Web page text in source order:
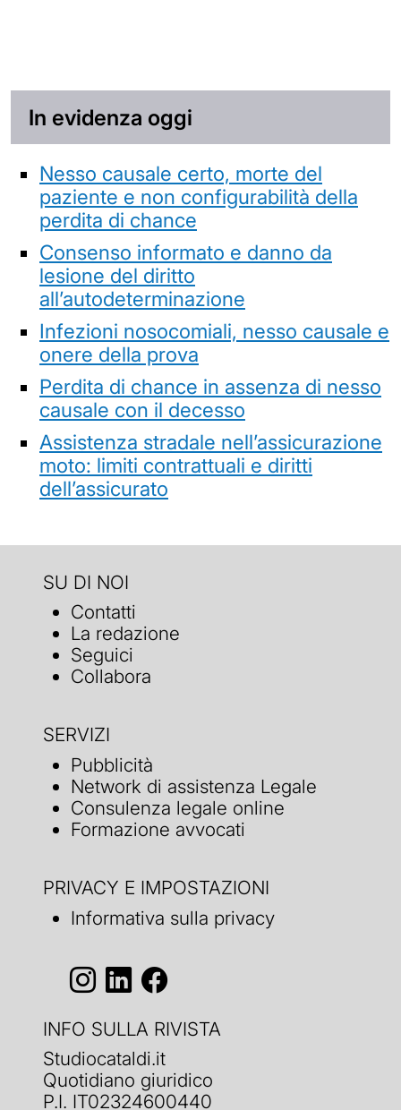
In evidenza oggi
Nesso causale certo, morte del
paziente e non configurabilità della
perdita di chance
Consenso informato e danno da
lesione del diritto
all’autodeterminazione
Infezioni nosocomiali, nesso causale e
onere della prova
Perdita di chance in assenza di nesso
causale con il decesso
Assistenza stradale nell’assicurazione
moto: limiti contrattuali e diritti
dell’assicurato
SU DI NOI
Contatti
La redazione
Seguici
Collabora
SERVIZI
Pubblicità
Network di assistenza Legale
Consulenza legale online
Formazione avvocati
PRIVACY E IMPOSTAZIONI
Informativa sulla privacy
INFO SULLA RIVISTA
Studiocataldi.it
Quotidiano giuridico
P.I. IT02324600440